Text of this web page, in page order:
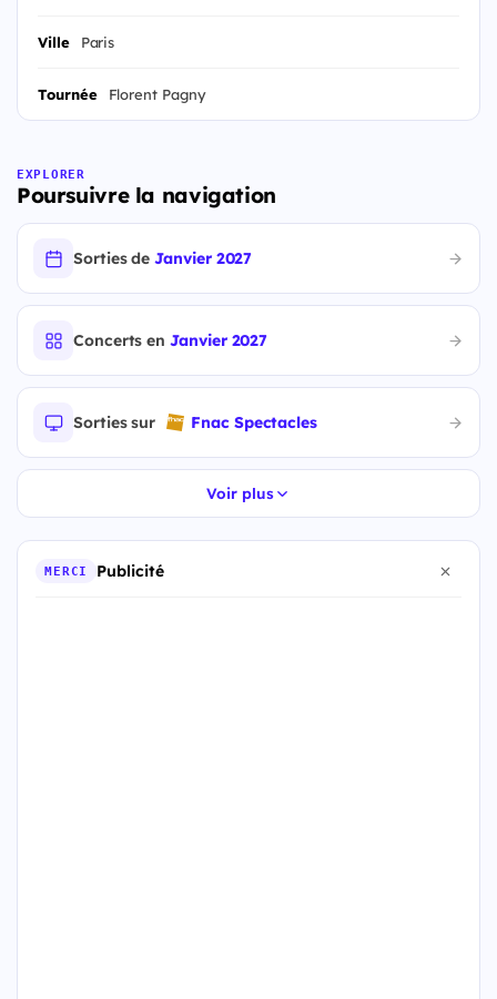
Ville Paris
Tournée Florent Pagny
EXPLORER
Poursuivre la navigation
Sorties deJanvier 2027
Concerts enJanvier 2027
Sorties sur Fnac Spectacles
Voir plus
MERCI Publicité